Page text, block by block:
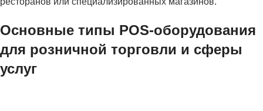
Основные типы POS-оборудования
для розничной торговли и сферы
услуг